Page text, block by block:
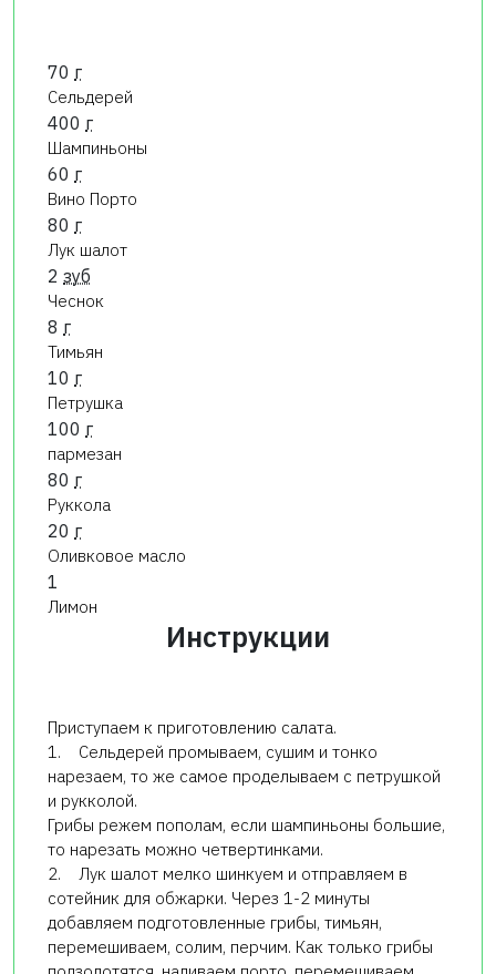
70 г
Сельдерей
400 г
Шампиньоны
60 г
Вино Порто
80 г
Лук шалот
2 зуб
Чеснок
8 г
Тимьян
10 г
Петрушка
100 г
пармезан
80 г
Руккола
20 г
Оливковое масло
1
Лимон
Инструкции
Приступаем к приготовлению салата.
1. Сельдерей промываем, сушим и тонко
нарезаем, то же самое проделываем с петрушкой
и рукколой.
Грибы режем пополам, если шампиньоны большие,
то нарезать можно четвертинками.
2. Лук шалот мелко шинкуем и отправляем в
сотейник для обжарки. Через 1-2 минуты
добавляем подготовленные грибы, тимьян,
перемешиваем, солим, перчим. Как только грибы